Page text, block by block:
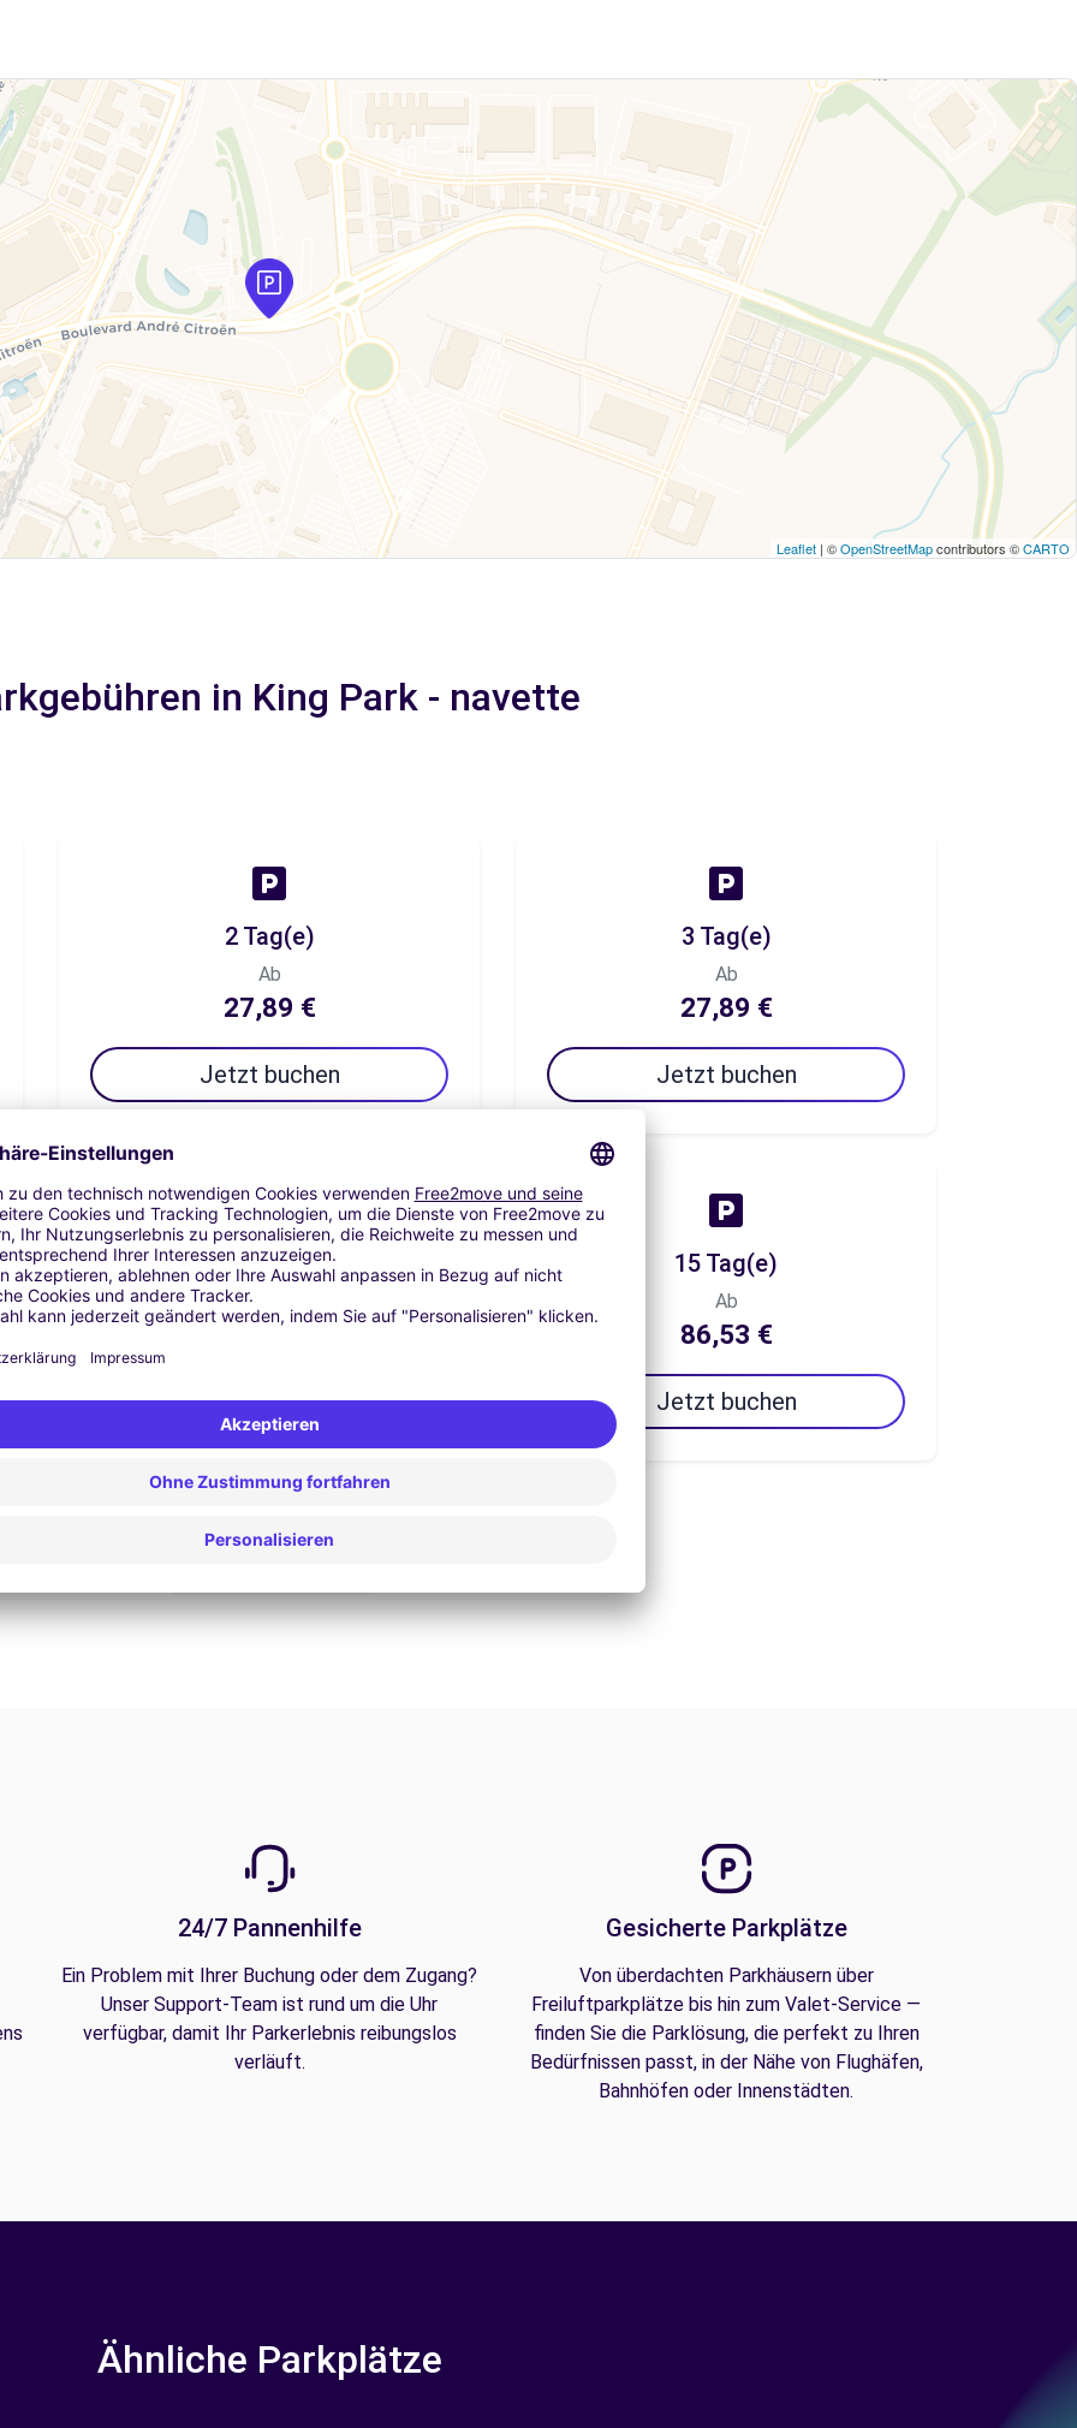
Leaflet | ©OpenStreetMapcontributors ©CARTO
in King Park - navette
2 Tag(e)
Ab
27,89 €
Jetzt buchen
3 Tag(e)
Ab
27,89 €
Jetzt buchen
7 Tag(e)
38,45 €
Jetzt buchen
15 Tag(e)
Ab
86,53 €
Jetzt buchen
24/7 Pannenhilfe
Ein Problem mit Ihrer Buchung oder dem Zugang?
Unser Support-Team ist rund um die Uhr
verfügbar, damit Ihr Parkerlebnis reibungslos
verläuft.
Gesicherte Parkplätze
Von überdachten Parkhäusern über
Freiluftparkplätze bis hin zum Valet-Service —
finden Sie die Parklösung, die perfekt zu Ihren
Bedürfnissen passt, in der Nähe von Flughäfen,
Bahnhöfen oder Innenstädten.
Ähnliche Parkplätze